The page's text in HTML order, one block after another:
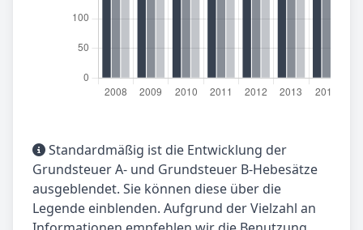
Standardmäßig ist die Entwicklung der
Grundsteuer A- und Grundsteuer B-Hebesätze
ausgeblendet. Sie können diese über die
Legende einblenden. Aufgrund der Vielzahl an